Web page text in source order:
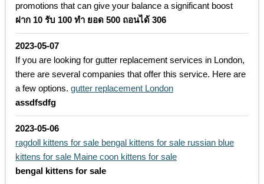
promotions that can give your balance a significant boost
ฝาก 10 รับ 100 ทํา ยอด 500 ถอนได้ 306
2023-05-07
If you are looking for gutter replacement services in London,
there are several companies that offer this service. Here are
a few options. gutter replacement London
assdfsdfg
2023-05-06
ragdoll kittens for sale bengal kittens for sale russian blue
kittens for sale Maine coon kittens for sale
bengal kittens for sale